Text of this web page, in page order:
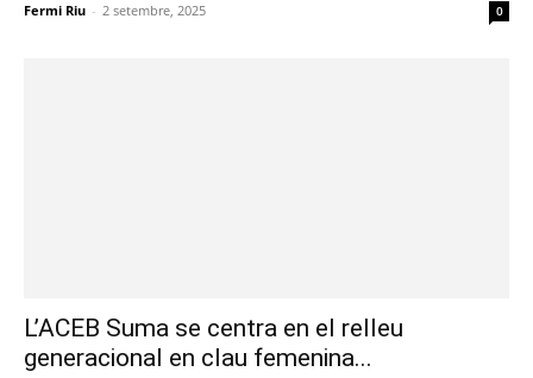
Fermi Riu - 2 setembre, 2025 0
L’ACEB Suma se centra en el relleu
generacional en clau femenina...